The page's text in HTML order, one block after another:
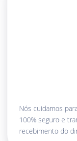
Nós cuidamos
100% seguro e
recebimento do